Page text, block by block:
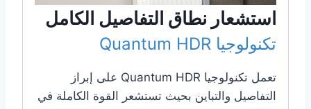
استشعار نطاق التفاصيل الكامل
تكنولوجيا Quantum HDR
تعمل تكنولوجيا Quantum HDR على إبراز
التفاصيل والتباين بحيث تستشعر القوة الكاملة في